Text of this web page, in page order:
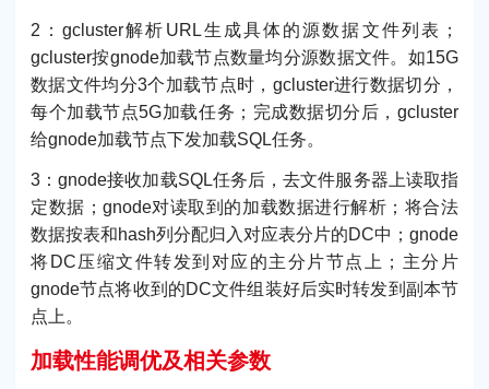
2：gcluster解析URL生成具体的源数据文件列表；
gcluster按gnode加载节点数量均分源数据文件。如15G
数据文件均分3个加载节点时，gcluster进行数据切分，
每个加载节点5G加载任务；完成数据切分后，gcluster
给gnode加载节点下发加载SQL任务。
3：gnode接收加载SQL任务后，去文件服务器上读取指
定数据；gnode对读取到的加载数据进行解析；将合法
数据按表和hash列分配归入对应表分片的DC中；gnode
将DC压缩文件转发到对应的主分片节点上；主分片
gnode节点将收到的DC文件组装好后实时转发到副本节
点上。
加载性能调优及相关参数